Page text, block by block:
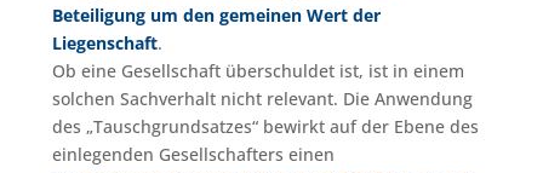
Beteiligung um den gemeinen Wert der
Liegenschaft.
Ob eine Gesellschaft überschuldet ist, ist in einem
solchen Sachverhalt nicht relevant. Die Anwendung
des „Tauschgrundsatzes“ bewirkt auf der Ebene des
einlegenden Gesellschafters einen